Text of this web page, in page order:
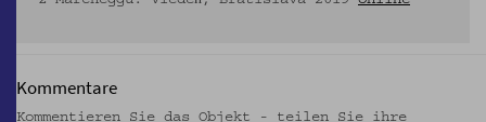
Kommentare
Kommentieren Sie das Objekt - teilen Sie ihre